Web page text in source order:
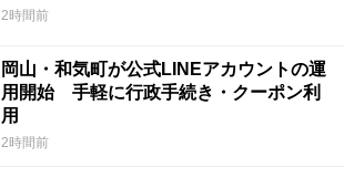
2時間前
岡山・和気町が公式LINEアカウントの運
用開始 手軽に行政手続き・クーポン利
用
2時間前